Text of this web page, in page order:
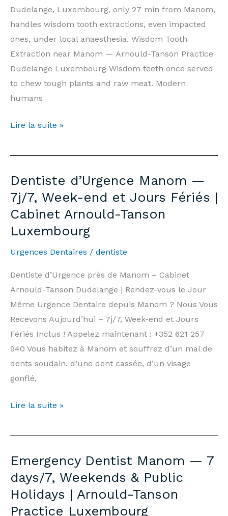
Tanson
Luxembourg
Dudelange, Luxembourg, only 27 min from Manom,
handles wisdom tooth extractions, even impacted
ones, under local anaesthesia. Wisdom Tooth
Extraction near Manom — Arnould-Tanson Practice
Dudelange Luxembourg Wisdom teeth once served
to chew tough plants and raw meat. Modern
humans
Wisdom
Extraction
—
Prices
&
Information
Arnould-
Tanson
Practice
Luxembourg
Lire la suite »
Dentiste d’Urgence Manom —
7j/7, Week-end et Jours Fériés |
Cabinet Arnould-Tanson
Luxembourg
Urgences Dentaires / dentiste
Dentiste d’Urgence près de Manom – Cabinet
Arnould-Tanson Dudelange | Rendez-vous le Jour
Même Urgence Dentaire depuis Manom ? Nous Vous
Recevons Aujourd’hui – 7j/7, Week-end et Jours
Fériés Inclus ! Appelez maintenant : +352 621 257
940 Vous habitez à Manom et souffrez d’un mal de
dents soudain, d’une dent cassée, d’un visage
gonflé,
Dentiste
Manom
7j/7,
Week-
end
et
Lire la suite »
Emergency Dentist Manom — 7
days/7, Weekends & Public
Holidays | Arnould-Tanson
Practice Luxembourg